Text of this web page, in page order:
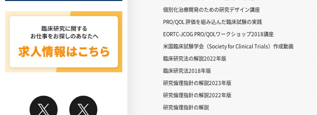
個別化治療開発のための研究デザイン講座
PRO/QOL 評価を組み込んだ臨床試験の実践
EORTC-JCOG PRO/QOLワークショップ2018講座
米国臨床試験学会（Society for Clinical Trials）作成動画
臨床研究法の解説2022年版
臨床研究法2018年版
研究倫理指針の解説2023年版
研究倫理指針の解説2022年版
研究倫理指針の解説